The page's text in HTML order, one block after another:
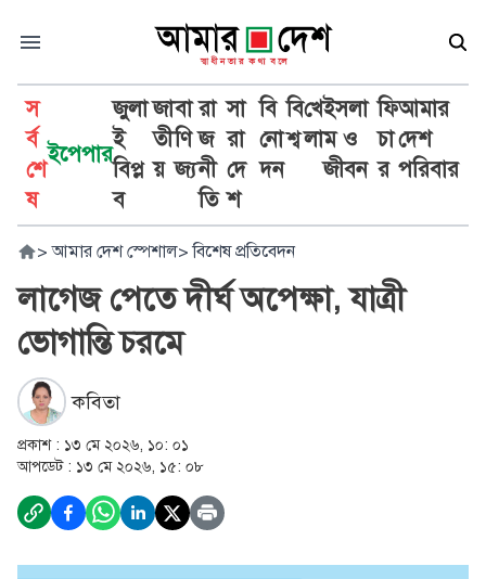
স
র্ব
শে
ষ
ইপেপার
জুলা
ই
বিপ্ল
ব
জা
তী
য়
বা
ণি
জ্য
রা
জ
নী
তি
সা
রা
দে
শ
বি
নো
দন
বি
শ্ব
খে
লা
ইসলা
ম ও
জীবন
ফি
চা
র
আমার
দেশ
পরিবার
> আমার দেশ স্পেশাল> বিশেষ প্রতিবেদন
লাগেজ পেতে দীর্ঘ অপেক্ষা, যাত্রী
ভোগান্তি চরমে
কবিতা
প্রকাশ : ১৩ মে ২০২৬, ১০: ০১
আপডেট : ১৩ মে ২০২৬, ১৫: ০৮